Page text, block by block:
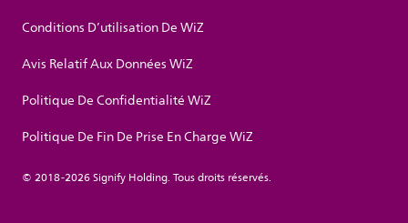
Conditions D’utilisation De WiZ
Avis Relatif Aux Données WiZ
Politique De Confidentialité WiZ
Politique De Fin De Prise En Charge WiZ
© 2018-2026 Signify Holding. Tous droits réservés.